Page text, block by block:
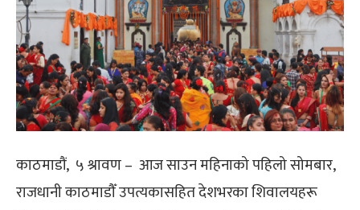
काठमाडौं, ५ श्रावण– आज साउन महिनाको पहिलो सोमबार,
राजधानी काठमाडौँ उपत्यकासहित देशभरका शिवालयहरू